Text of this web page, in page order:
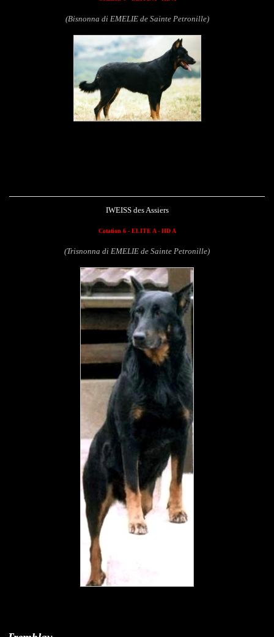
(Bisnonna di EMELIE de Sainte Petronille)
IWEISS des Assiers
Cotation 6 - ELITE A - HD A
(Trisnonna di EMELIE de Sainte Petronille)